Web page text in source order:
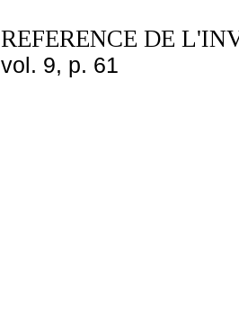
REFERENCE DE
vol. 9, p. 61